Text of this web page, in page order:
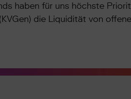
haben für uns höchste
die Liquidität von